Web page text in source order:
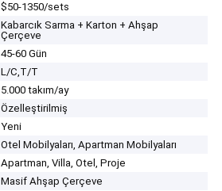
$50-1350/sets
Kabarcık Sarma + Karton + Ahşap
Çerçeve
45-60 Gün
L/C,T/T
5.000 takım/ay
Özelleştirilmiş
Yeni
Otel Mobilyaları, Apartman Mobilyaları
Apartman, Villa, Otel, Proje
Masif Ahşap Çerçeve